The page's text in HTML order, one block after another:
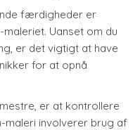
færdigheder er
Uanset om du
er det vigtigt at have
for at opnå
er at kontrollere
maleri involverer brug af